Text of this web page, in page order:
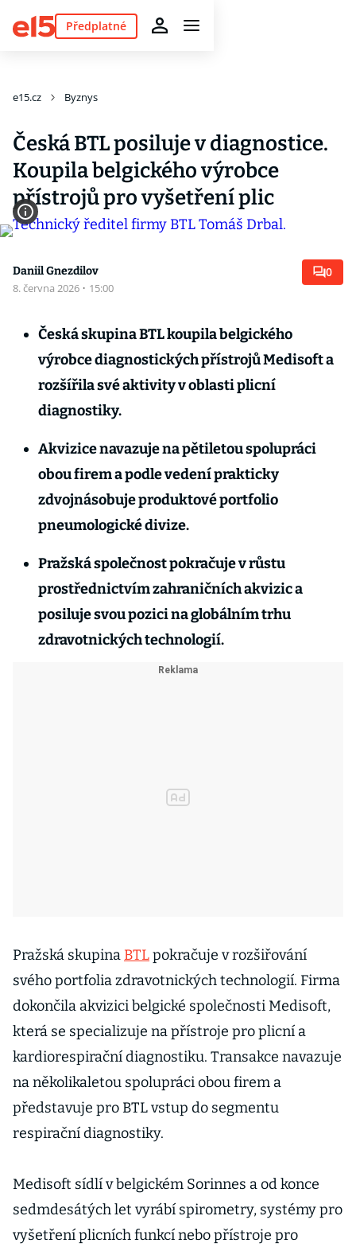
Předplatné
e15.cz Byznys
Česká BTL posiluje v diagnostice.
Koupila belgického výrobce
přístrojů pro vyšetření plic
Daniil Gnezdilov
8. června 2026 · 15:00
0
Česká skupina BTL koupila belgického
výrobce diagnostických přístrojů Medisoft a
rozšířila své aktivity v oblasti plicní
diagnostiky.
Akvizice navazuje na pětiletou spolupráci
obou firem a podle vedení prakticky
zdvojnásobuje produktové portfolio
pneumologické divize.
Pražská společnost pokračuje v růstu
prostřednictvím zahraničních akvizic a
posiluje svou pozici na globálním trhu
zdravotnických technologií.
Pražská skupina BTLpokračuje v rozšiřování
svého portfolia zdravotnických technologií. Firma
dokončila akvizici belgické společnosti Medisoft,
která se specializuje na přístroje pro plicní a
kardiorespirační diagnostiku. Transakce navazuje
na několikaletou spolupráci obou firem a
představuje pro BTL vstup do segmentu
respirační diagnostiky.
Medisoft sídlí v belgickém Sorinnes a od konce
sedmdesátých let vyrábí spirometry, systémy pro
vyšetření plicních funkcí nebo přístroje pro